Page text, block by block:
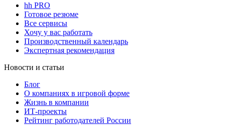
hh PRO
Готовое резюме
Все сервисы
Хочу у вас работать
Производственный календарь
Экспертная рекомендация
Новости и статьи
Блог
О компаниях в игровой форме
Жизнь в компании
ИТ-проекты
Рейтинг работодателей России